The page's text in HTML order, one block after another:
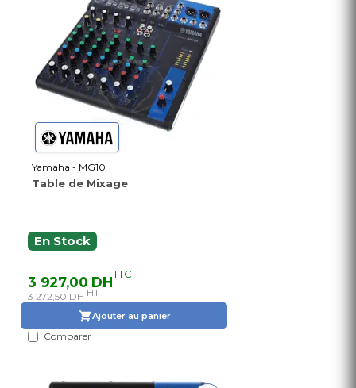
Yamaha - MG10
Table de Mixage
En Stock
3 927,00 DHTTC
3 272,50 DH HT
Ajouter au panier
Comparer